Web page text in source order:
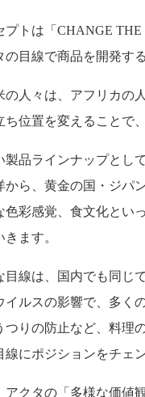
プトは「CHANGE
の目線で商品を開発す
の人々は、アフリカの
ち位置を変えることで
製品ラインナップとし
から、黄金の国・ジパ
色彩感覚、食文化とい
ます。
目線は、国内でも同じで
イルスの影響で、多く
つりの防止など、料理
線にポジションをチェ
アクタの「多様な価値